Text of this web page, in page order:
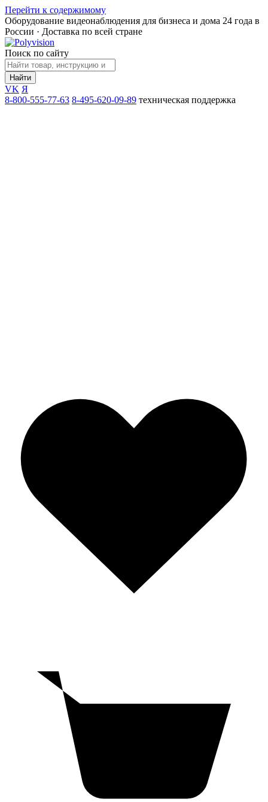
Перейти к содержимому
Оборудование видеонаблюдения для бизнеса и дома 24 года в
России · Доставка по всей стране
Поиск по сайту
Найти
VK Я
8-800-555-77-63 8-495-620-09-89 техническая поддержка